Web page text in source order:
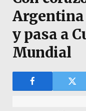
Argentina
y pasa a
Mundial